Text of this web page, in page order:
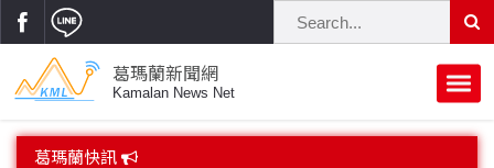
葛瑪蘭新聞網
Kamalan News Net
首頁
葛瑪蘭快訊